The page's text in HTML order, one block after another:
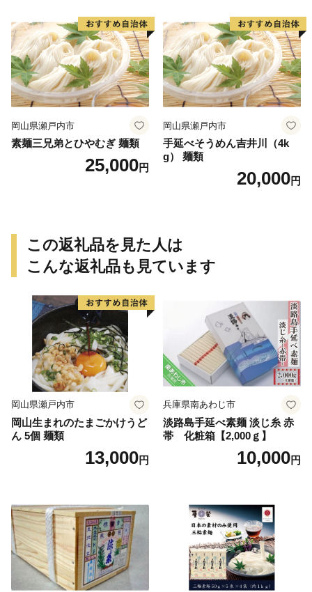
岡山県瀬戸内市
素麺三兄弟とひやむぎ 麺類
25,000円
岡山県瀬戸内市
手延べそうめん吉井川（4k
g） 麺類
20,000円
この返礼品を見た人は
こんな返礼品も見ています
岡山県瀬戸内市
岡山生まれのたまごかけうど
ん 5個 麺類
13,000円
兵庫県南あわじ市
淡路島手延べ素麺 淡じ糸 赤
帯 化粧箱【2,000ｇ】
10,000円